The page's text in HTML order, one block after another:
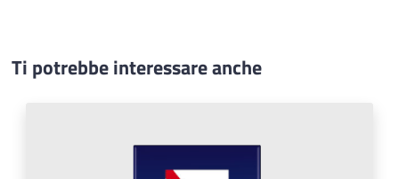
Ti potrebbe interessare anche